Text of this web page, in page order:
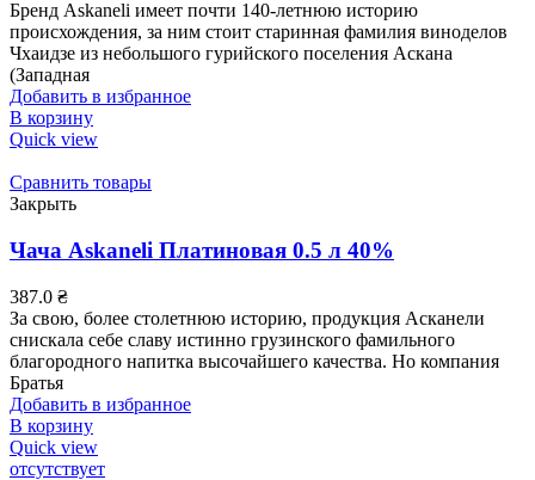
Бренд Askaneli имеет почти 140-летнюю историю
происхождения, за ним стоит старинная фамилия виноделов
Чхаидзе из небольшого гурийского поселения Аскана
(Западная
Добавить в избранное
В корзину
Quick view
Сравнить товары
Закрыть
Чача Askaneli Платиновая 0.5 л 40%
387.0 ₴
За свою, более столетнюю историю, продукция Асканели
снискала себе славу истинно грузинского фамильного
благородного напитка высочайшего качества. Но компания
Братья
Добавить в избранное
В корзину
Quick view
отсутствует